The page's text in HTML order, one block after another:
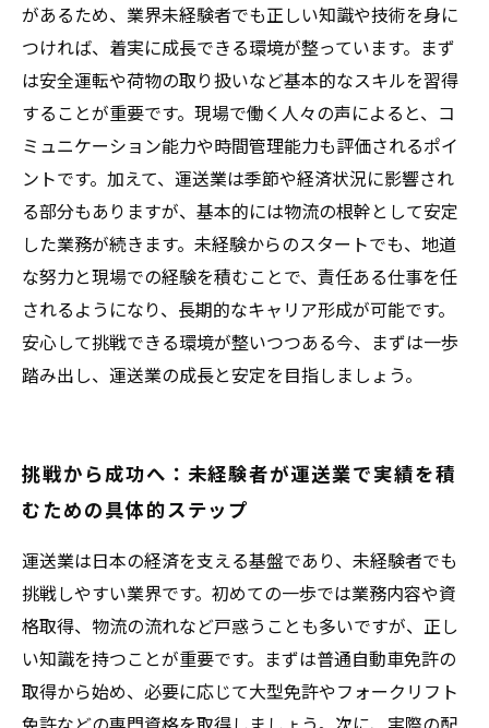
があるため、業界未経験者でも正しい知識や技術を身に
つければ、着実に成長できる環境が整っています。まず
は安全運転や荷物の取り扱いなど基本的なスキルを習得
することが重要です。現場で働く人々の声によると、コ
ミュニケーション能力や時間管理能力も評価されるポイ
ントです。加えて、運送業は季節や経済状況に影響され
る部分もありますが、基本的には物流の根幹として安定
した業務が続きます。未経験からのスタートでも、地道
な努力と現場での経験を積むことで、責任ある仕事を任
されるようになり、長期的なキャリア形成が可能です。
安心して挑戦できる環境が整いつつある今、まずは一歩
踏み出し、運送業の成長と安定を目指しましょう。
挑戦から成功へ：未経験者が運送業で実績を積
むための具体的ステップ
運送業は日本の経済を支える基盤であり、未経験者でも
挑戦しやすい業界です。初めての一歩では業務内容や資
格取得、物流の流れなど戸惑うことも多いですが、正し
い知識を持つことが重要です。まずは普通自動車免許の
取得から始め、必要に応じて大型免許やフォークリフト